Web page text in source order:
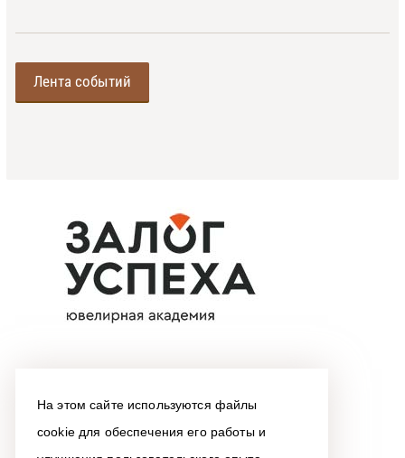
На этом сайте используются файлы
cookie для обеспечения его работы и
Лента событий